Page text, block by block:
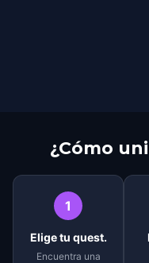
¿Cómo
1
Elige tu quest.
Encuentra una